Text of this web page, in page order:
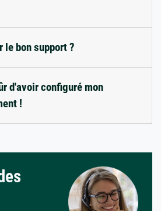
le bon support ?
d'avoir configuré mon
!